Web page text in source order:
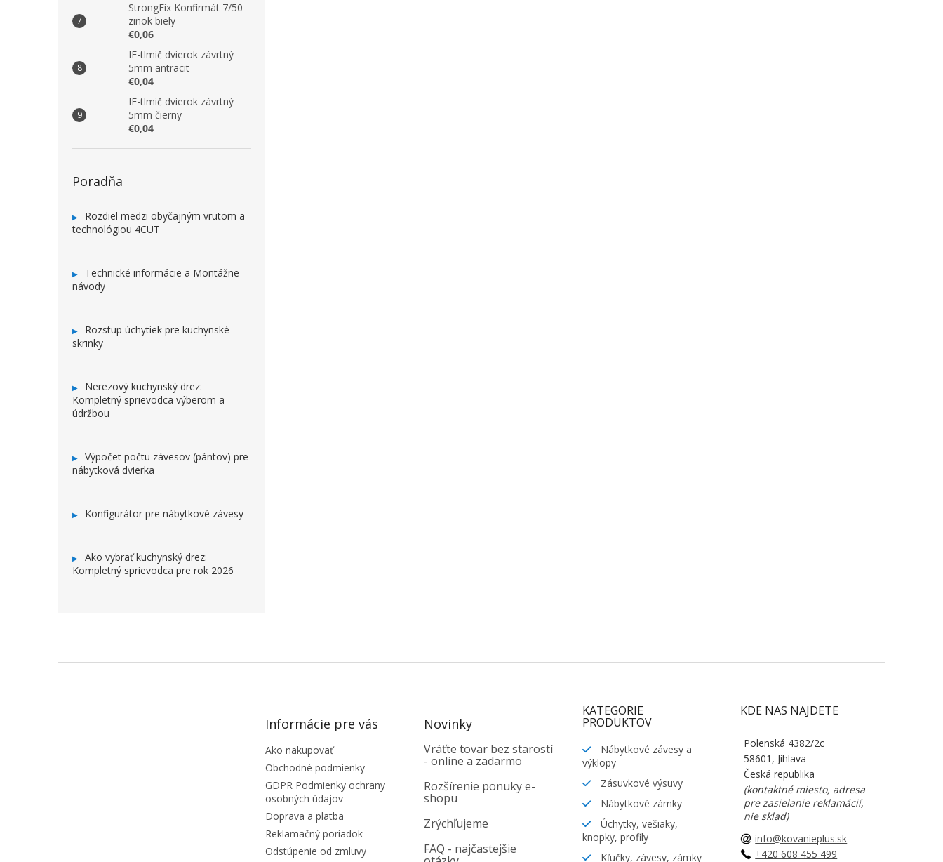
StrongFix Konfirmát 7/50
zinok biely
€0,06
IF-tlmič dvierok závrtný
5mm antracit
€0,04
IF-tlmič dvierok závrtný
5mm čierny
€0,04
Poradňa
Rozdiel medzi obyčajným vrutom a
technológiou 4CUT
Technické informácie a Montážne
návody
Rozstup úchytiek pre kuchynské
skrinky
Nerezový kuchynský drez:
Kompletný sprievodca výberom a
údržbou
Výpočet počtu závesov (pántov) pre
nábytková dvierka
Konfigurátor pre nábytkové závesy
Ako vybrať kuchynský drez:
Kompletný sprievodca pre rok 2026
Informácie pre vás
Ako nakupovať
Obchodné podmienky
GDPR Podmienky ochrany
osobných údajov
Doprava a platba
Reklamačný poriadok
Odstúpenie od zmluvy
Novinky
Vráťte tovar bez starostí
- online a zadarmo
Rozšírenie ponuky e-
shopu
Zrýchľujeme
FAQ - najčastejšie
KATEGÓRIE
PRODUKTOV
Nábytkové závesy a
výklopy
Zásuvkové výsuvy
Nábytkové zámky
Úchytky, vešiaky,
knopky, profily
Kľučky, závesy, zámky
KDE NÁS NÁJDETE
Polenská 4382/2c
58601, Jihlava
Česká republika
(kontaktné miesto, adresa
pre zasielanie reklamácií,
nie sklad)
info@kovanieplus.sk
+420 608 455 499